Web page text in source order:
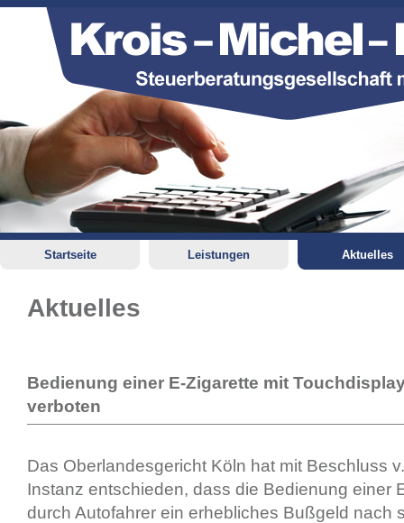
Startseite Leistungen Aktuelles
Aktuelles
Bedienung einer E-Zigarette mit
verboten
Das Oberlandesgericht Köln hat mit Beschluss
Instanz entschieden, dass die Bedienung einer
durch Autofahrer ein erhebliches Bußgeld nach